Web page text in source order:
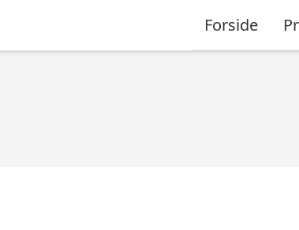
Forside